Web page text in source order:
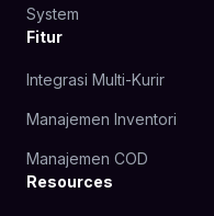
System
Fitur
Integrasi Multi-Kurir
Manajemen Inventori
Manajemen COD
Resources